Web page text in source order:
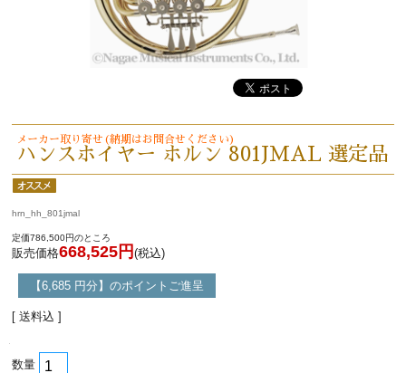
メーカー取り寄せ(納期はお問合せください)
ハンスホイヤー ホルン 801JMAL 選定品
hrn_hh_801jmal
定価786,500円のところ
販売価格668,525円 (税込)
【6,685 円分】のポイントご進呈
[ 送料込 ]
数量